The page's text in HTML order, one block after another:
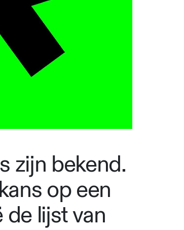
zijn bekend.
op een
lijst van